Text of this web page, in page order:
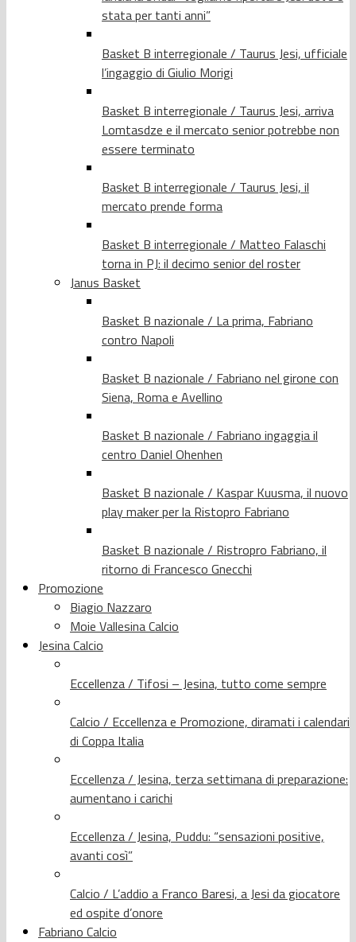
stata per tanti anni”
Basket B interregionale / Taurus Jesi, ufficiale
l’ingaggio di Giulio Morigi
Basket B interregionale / Taurus Jesi, arriva
Lomtasdze e il mercato senior potrebbe non
essere terminato
Basket B interregionale / Taurus Jesi, il
mercato prende forma
Basket B interregionale / Matteo Falaschi
torna in PJ: il decimo senior del roster
Janus Basket
Basket B nazionale / La prima, Fabriano
contro Napoli
Basket B nazionale / Fabriano nel girone con
Siena, Roma e Avellino
Basket B nazionale / Fabriano ingaggia il
centro Daniel Ohenhen
Basket B nazionale / Kaspar Kuusma, il nuovo
play maker per la Ristopro Fabriano
Basket B nazionale / Ristropro Fabriano, il
ritorno di Francesco Gnecchi
Promozione
Biagio Nazzaro
Moie Vallesina Calcio
Jesina Calcio
Eccellenza / Tifosi – Jesina, tutto come sempre
Calcio / Eccellenza e Promozione, diramati i calendari
di Coppa Italia
Eccellenza / Jesina, terza settimana di preparazione:
aumentano i carichi
Eccellenza / Jesina, Puddu: “sensazioni positive,
avanti così”
Calcio / L’addio a Franco Baresi, a Jesi da giocatore
ed ospite d’onore
Fabriano Calcio